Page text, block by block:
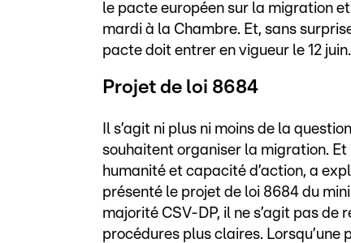
le pacte européen sur la migration
mardi à la Chambre. Et, sans
pacte doit entrer en vigueur le 12 juin.
Projet de loi 8684
Il s’agit ni plus ni moins de la
souhaitent organiser la migration.
humanité et capacité d’action, a
présenté le projet de loi 8684 du
majorité CSV-DP, il ne s’agit pas
procédures plus claires. Lorsqu’une